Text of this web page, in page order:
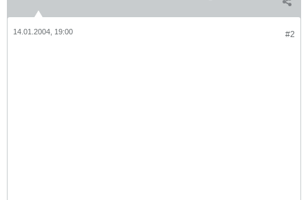
#2
14.01.2004, 19:00